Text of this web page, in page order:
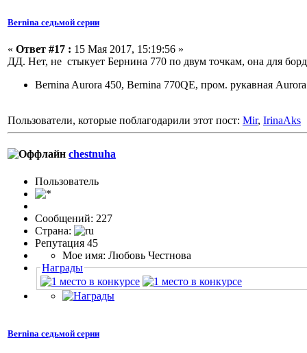
Bernina седьмой серии
« Ответ #17 : 15 Мая 2017, 15:19:56 »
ДД. Нет, не стыкует Бернина 770 по двум точкам, она для
Bernina Aurora 450, Bernina 770QE, пром. рукавная
Пользователи, которые поблагодарили этот пост: Mir, IrinaAks
chestnuha
Пользовaтeль
Сообщений: 227
Страна:
Репутация 45
Мое имя: Любовь Честнова
Награды
Bernina седьмой серии